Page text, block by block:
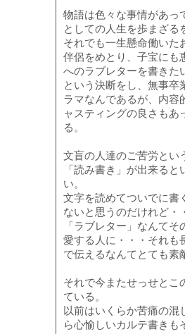
物語は色々な事情があっ
としての人生を歩まざる
それでも一生懸命働いた
伴侶をめとり、子宝にも
へのラブレターを書きた
という決断をし、無事卒
ラマなんであるが、内容
ャスティングの良さもあ
る。
文盲の人達のご苦労とい
「読み書き」が出来る
い。
文字を読めてついでに書
ないと思うのだけれど・
「ラブレター」なんてそ
愛する人に・・・それも
で伝えるなんてとても素
それで今またせっせとこ
ている。
以前はいくらか苦痛の混
ら心愉しいカルテ書きも